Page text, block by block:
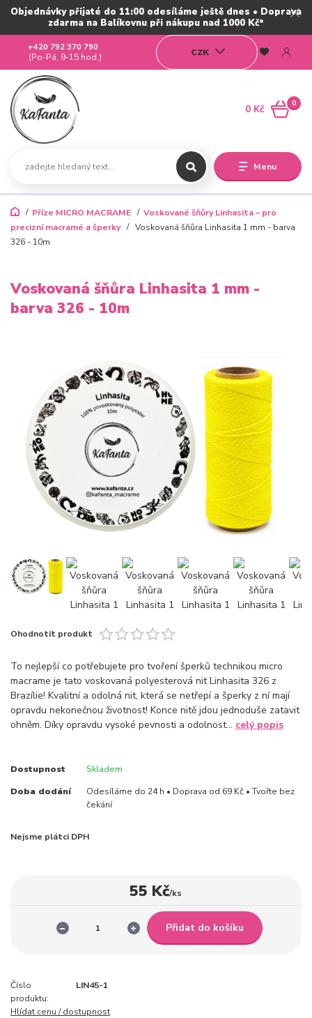
Objednávky přijaté do 11:00 odesíláme ještě dnes • Doprava
zdarma na Balíkovnu při nákupu nad 1000 Kč*
Menu
CZK
+420 792 370 790
(Po-Pá, 9-15 hod.)
0
0 Kč
Příze MICRO MACRAME
Voskované šňůry Linhasita – pro
precizní macramé a šperky
Voskovaná šňůra Linhasita 1 mm - barva
326 - 10m
Voskovaná šňůra Linhasita 1 mm -
barva 326 - 10m
Ohodnotit produkt
To nejlepší co potřebujete pro tvoření šperků technikou micro
macrame je tato voskovaná polyesterová nit Linhasita 326 z
Brazílie! Kvalitní a odolná nit, která se netřepí a šperky z ní mají
opravdu nekonečnou životnost! Konce nitě jdou jednoduše zatavit
ohněm. Díky opravdu vysoké pevnosti a odolnost... celý popis
Dostupnost Skladem
Doba dodání
Odesíláme do 24 h • Doprava od 69 Kč • Tvořte bez
čekání
Nejsme plátci DPH
55 Kč/ks
Přidat do košíku
Číslo
produktu:
LIN45-1
Hlídat cenu / dostupnost